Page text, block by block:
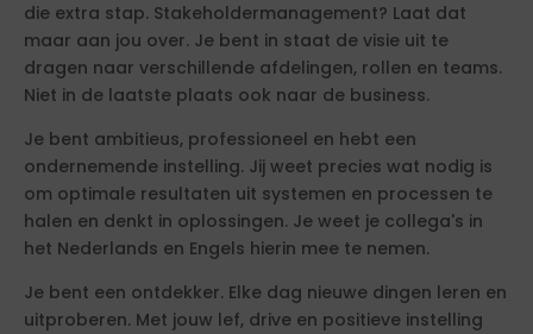
die extra stap. Stakeholdermanagement? Laat dat
maar aan jou over. Je bent in staat de visie uit te
dragen naar verschillende afdelingen, rollen en teams.
Niet in de laatste plaats ook naar de business.
Je bent ambitieus, professioneel en hebt een
ondernemende instelling. Jij weet precies wat nodig is
om optimale resultaten uit systemen en processen te
halen en denkt in oplossingen. Je weet je collega's in
het Nederlands en Engels hierin mee te nemen.
Je bent een ontdekker. Elke dag nieuwe dingen leren en
uitproberen. Met jouw lef, drive en positieve instelling